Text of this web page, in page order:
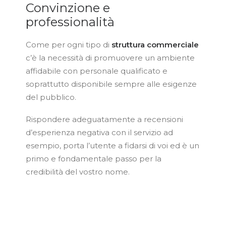
Convinzione e
professionalità
Come per ogni tipo di struttura commerciale
c’è la necessità di promuovere un ambiente
affidabile con personale qualificato e
soprattutto disponibile sempre alle esigenze
del pubblico.
Rispondere adeguatamente a recensioni
d’esperienza negativa con il servizio ad
esempio, porta l’utente a fidarsi di voi ed è un
primo e fondamentale passo per la
credibilità del vostro nome.